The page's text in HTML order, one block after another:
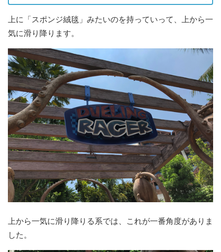
上に「スポンジ絨毯」みたいのを持っていって、上から一
気に滑り降ります。
上から一気に滑り降りる系では、これが一番角度がありま
した。